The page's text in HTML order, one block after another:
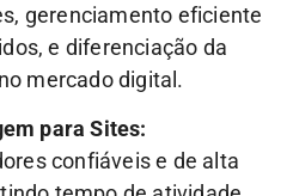
gerenciamento eficiente
e diferenciação da
mercado digital.
para Sites:
confiáveis e de alta